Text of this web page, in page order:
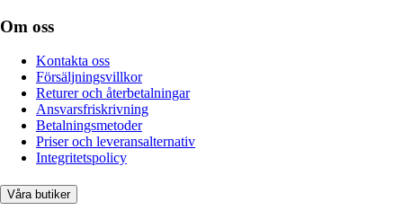
Om oss
Kontakta oss
Försäljningsvillkor
Returer och återbetalningar
Ansvarsfriskrivning
Betalningsmetoder
Priser och leveransalternativ
Integritetspolicy
Våra butiker